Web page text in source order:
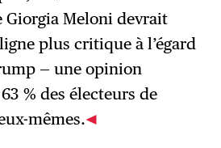
Giorgia Meloni devrait
plus critique à l’égard
— une opinion
% des électeurs de
mêmes.